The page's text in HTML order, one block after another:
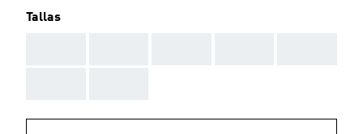
Tallas